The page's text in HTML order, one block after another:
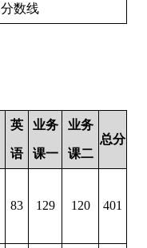
分数线
英
语
业务
课一
业务
课二
总分
83 129 120 401